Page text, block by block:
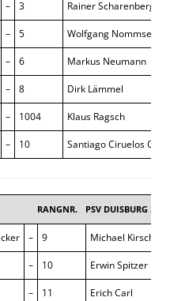
– 3 Rainer Scharenberg
– 5 Wolfgang Nommsen
– 6 Markus Neumann
– 8 Dirk Lämmel
– 1004 Klaus Ragsch
– 10 Santiago Ciruelos
RANGNR. PSV DUISBURG 2
– 9 Michael Kirsch
– 10 Erwin Spitzer
– 11 Erich Carl